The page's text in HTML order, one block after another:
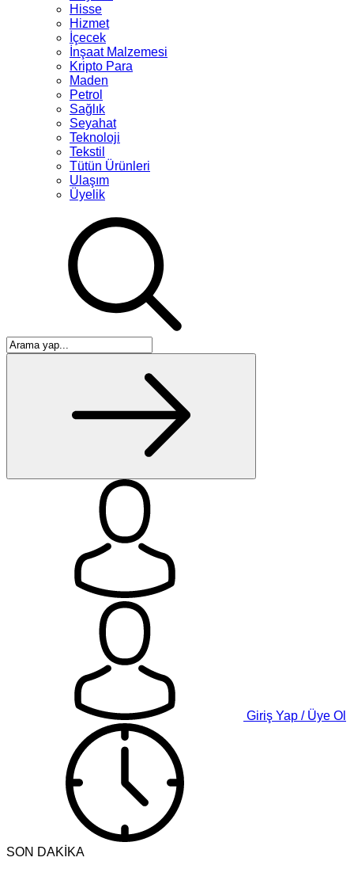
Hisse
Hizmet
İçecek
İnşaat Malzemesi
Kripto Para
Maden
Petrol
Sağlık
Seyahat
Teknoloji
Tekstil
Tütün Ürünleri
Ulaşım
Üyelik
Giriş Yap / Üye Ol
SON DAKİKA